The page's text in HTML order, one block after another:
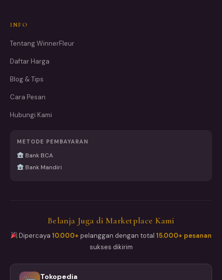
INFO
Tentang WinnerFleur
Daftar Harga
Blog & Tips
Cara Pesan
Hubungi Kami
METODE PEMBAYARAN
Bank BCA
Bank Mandiri
Belanja Juga di Marketplace Kami
Dipercaya10.000+ pelanggan dengan total15.000+ pesanan
sukses dikirim
Tokopedia